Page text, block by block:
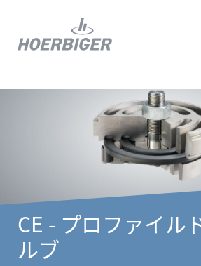
CE - プロファイル
ルブ